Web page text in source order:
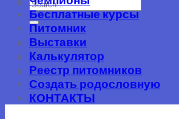
-
-
Бесплатные курсы
Питомник
Выставки
Калькулятор
Реестр питомников
Создать родословную
КОНТАКТЫ